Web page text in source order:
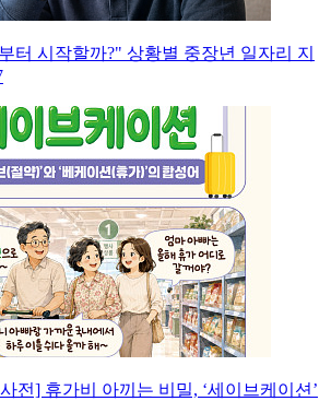
터 시작할까?" 상황별 중장년 일자리 지
전] 휴가비 아끼는 비밀, ‘세이브케이션’